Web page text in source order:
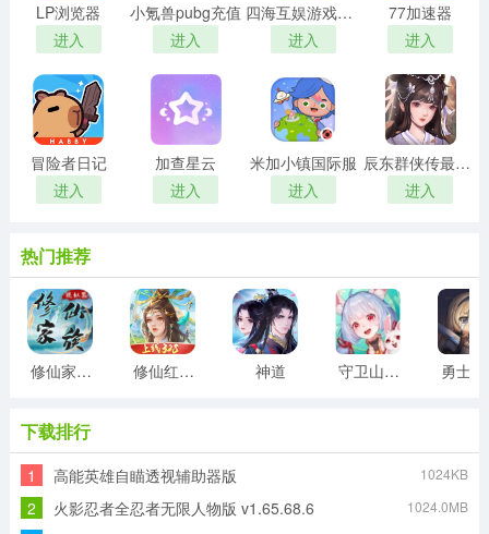
LP浏览器
进入
小氪兽pubg充值
进入
四海互娱游戏平台
进入
77加速器
进入
冒险者日记
进入
加查星云
进入
米加小镇国际服
进入
辰东群侠传最新版
进入
热门推荐
修仙家族模拟器折相思最新版 修仙红包版 神道 守卫山海封神
下载排行
1 高能英雄自瞄透视辅助器版 1024KB
2 火影忍者全忍者无限人物版 v1.65.68.6 1024.0MB